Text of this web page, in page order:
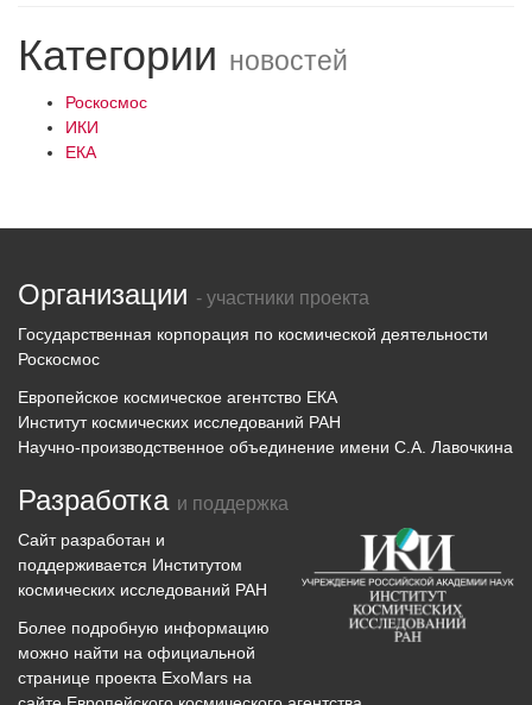
Категории новостей
Роскосмос
ИКИ
ЕКА
Организации - участники проекта
Государственная корпорация по космической деятельности
Роскосмос
Европейское космическое агентство ЕКА
Институт космических исследований РАН
Научно-производственное объединение имени С.А. Лавочкина
Разработка и поддержка
Сайт разработан и
поддерживается Институтом
космических исследований РАН
Более подробную информацию
можно найти на официальной
странице проекта ExoMars на